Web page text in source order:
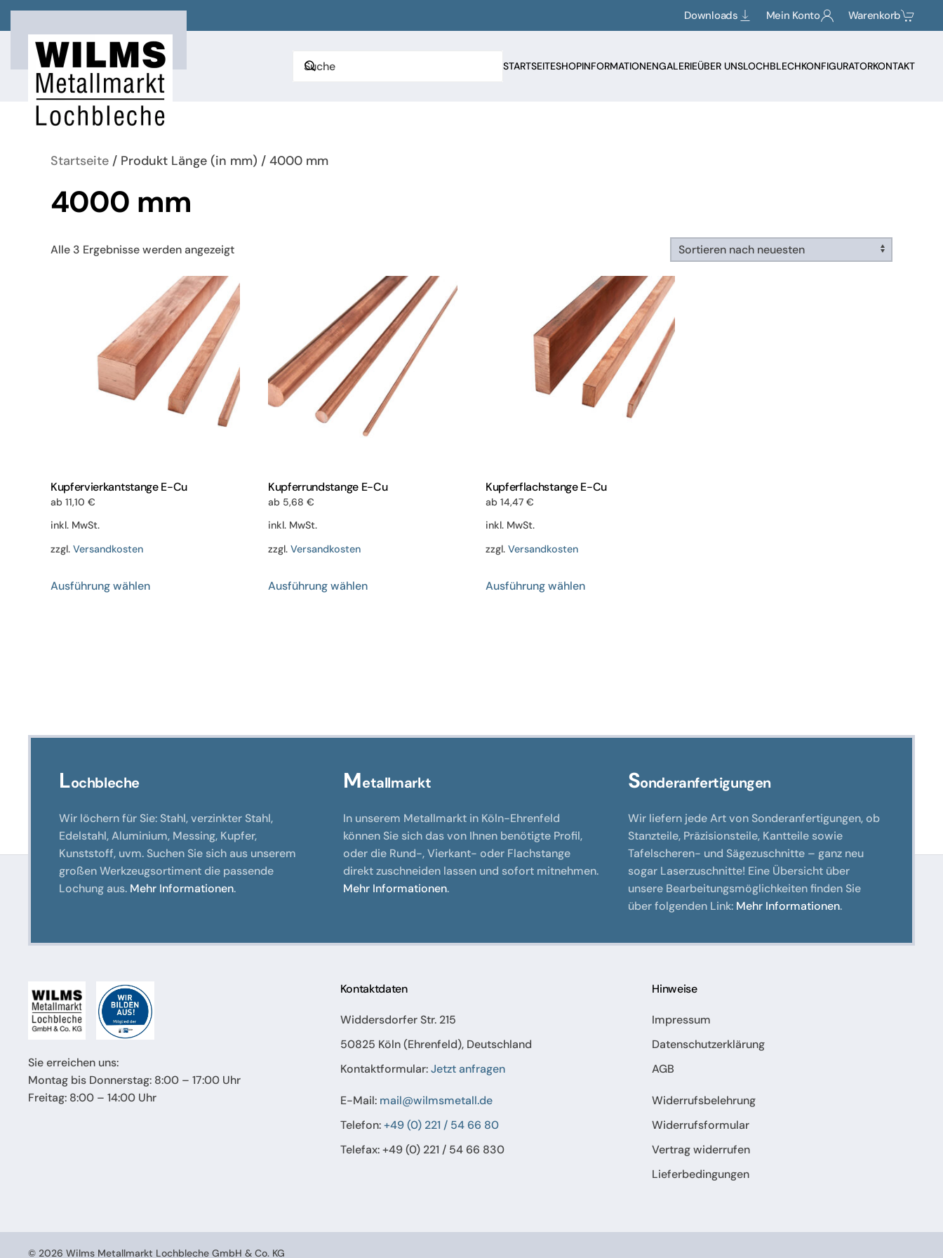
Zum Hauptinhalt springen
Downloads Mein Konto Warenkorb
STARTSEITESHOPINFORMATIONENGALERIEÜBER UNSLOCHBLECHKONFIGURATORKONTAKT
Startseite / Produkt Länge (in mm) / 4000 mm
4000 mm
Alle 3 Ergebnisse werden angezeigtNach
Kupfervierkantstange E-Cu
ab 11,10 €
inkl. MwSt.
zzgl. Versandkosten
Ausführung wählenProdukt
Kupferrundstange E-Cu
ab 5,68 €
inkl. MwSt.
zzgl. Versandkosten
Ausführung wählenProdukt
gewählt
Kupferflachstange E-Cu
ab 14,47 €
inkl. MwSt.
zzgl. Versandkosten
Ausführung wählenProdukt
Lochbleche
Wir löchern für Sie: Stahl, verzinkter Stahl,
Edelstahl, Aluminium, Messing, Kupfer,
Kunststoff, uvm. Suchen Sie sich aus unserem
großen Werkzeugsortiment die passende
Lochung aus. Mehr Informationen.
Metallmarkt
In unserem Metallmarkt in Köln-Ehrenfeld
können Sie sich das von Ihnen benötigte Profil,
oder die Rund-, Vierkant- oder Flachstange
direkt zuschneiden lassen und sofort mitnehmen.
Mehr Informationen.
Sonderanfertigungen
Wir liefern jede Art von Sonderanfertigungen, ob
Stanzteile, Präzisionsteile, Kantteile sowie
Tafelscheren- und Sägezuschnitte – ganz neu
sogar Laserzuschnitte! Eine Übersicht über
unsere Bearbeitungsmöglichkeiten finden Sie
über folgenden Link: Mehr Informationen.
Sie erreichen uns:
Montag bis Donnerstag: 8:00 – 17:00 Uhr
Freitag: 8:00 – 14:00 Uhr
Kontaktdaten
Widdersdorfer Str. 215
50825 Köln (Ehrenfeld), Deutschland
Kontaktformular:Jetzt anfragen
E-Mail: mail@wilmsmetall.de
Telefon:+49 (0) 221 / 54 66 80
Telefax: +49 (0) 221 / 54 66 830
Hinweise
Impressum
Datenschutzerklärung
AGB
Widerrufsbelehrung
Widerrufsformular
Vertrag widerrufen
Lieferbedingungen
© 2026 Wilms Metallmarkt Lochbleche GmbH & Co. KG